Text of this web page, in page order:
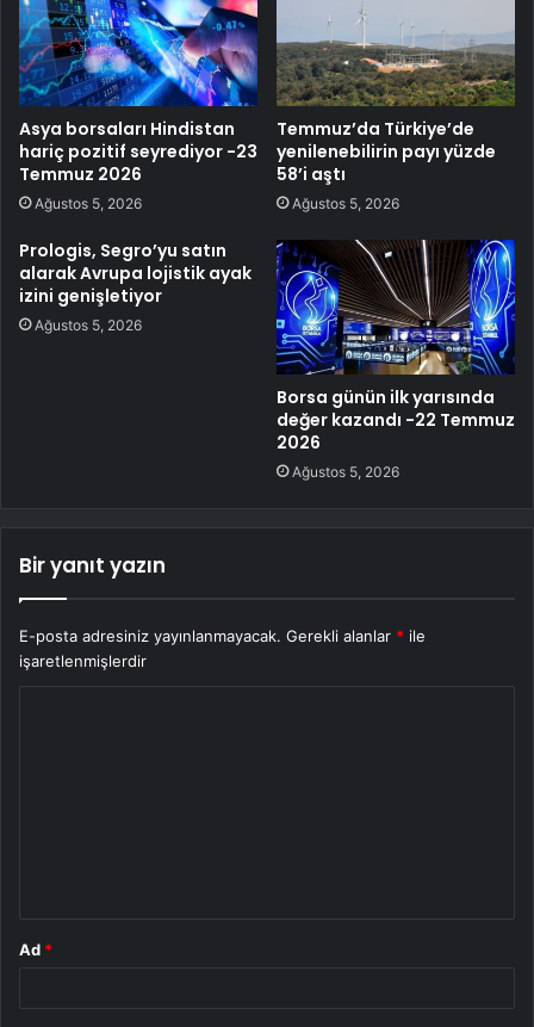
Asya borsaları Hindistan
hariç pozitif seyrediyor -23
Temmuz 2026
Ağustos 5, 2026
Temmuz’da Türkiye’de
yenilenebilirin payı yüzde
58’i aştı
Ağustos 5, 2026
Prologis, Segro’yu satın
alarak Avrupa lojistik ayak
izini genişletiyor
Ağustos 5, 2026
Borsa günün ilk yarısında
değer kazandı -22 Temmuz
2026
Ağustos 5, 2026
Bir yanıt yazın
E-posta adresiniz yayınlanmayacak. Gerekli alanlar * ile
işaretlenmişlerdir
Ad *